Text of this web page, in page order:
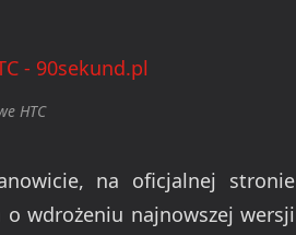
HTC
na oficjalnej stronie
o wdrożeniu najnowszej wersji